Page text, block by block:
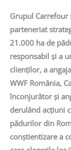
Grupul Carrefour
parteneriat
21.000 ha de
responsabil și a
clienților, a
WWF România,
înconjurător și
derulând acțiuni
pădurilor din
conștientizare a